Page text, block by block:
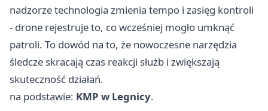
nadzorze technologia zmienia tempo i zasięg kontroli
- drone rejestruje to, co wcześniej mogło umknąć
patroli. To dowód na to, że nowoczesne narzędzia
śledcze skracają czas reakcji służb i zwiększają
skuteczność działań.
na podstawie: KMP w Legnicy.